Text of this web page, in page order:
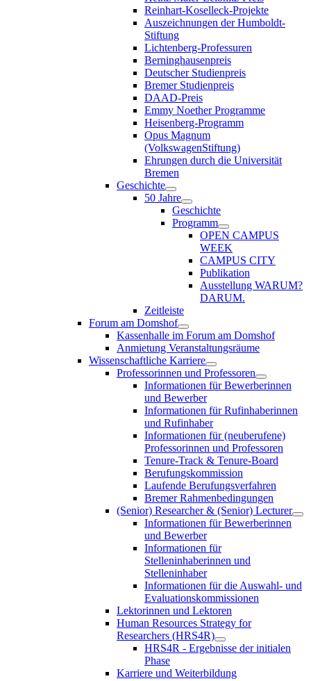
Reinhart-Koselleck-Projekte
Auszeichnungen der Humboldt-
Stiftung
Lichtenberg-Professuren
Berninghausenpreis
Deutscher Studienpreis
Bremer Studienpreis
DAAD-Preis
Emmy Noether Programme
Heisenberg-Programm
Opus Magnum
(VolkswagenStiftung)
Ehrungen durch die Universität
Bremen
Geschichte
50 Jahre
Geschichte
Programm
OPEN CAMPUS
WEEK
CAMPUS CITY
Publikation
Ausstellung WARUM?
DARUM.
Zeitleiste
Forum am Domshof
Kassenhalle im Forum am Domshof
Anmietung Veranstaltungsräume
Wissenschaftliche Karriere
Professorinnen und Professoren
Informationen für Bewerberinnen
und Bewerber
Informationen für Rufinhaberinnen
und Rufinhaber
Informationen für (neuberufene)
Professorinnen und Professoren
Tenure-Track & Tenure-Board
Berufungskommission
Laufende Berufungsverfahren
Bremer Rahmenbedingungen
(Senior) Researcher & (Senior) Lecturer
Informationen für Bewerberinnen
und Bewerber
Informationen für
Stelleninhaberinnen und
Stelleninhaber
Informationen für die Auswahl- und
Evaluationskommissionen
Lektorinnen und Lektoren
Human Resources Strategy for
Researchers (HRS4R)
HRS4R - Ergebnisse der initialen
Phase
Karriere und Weiterbildung